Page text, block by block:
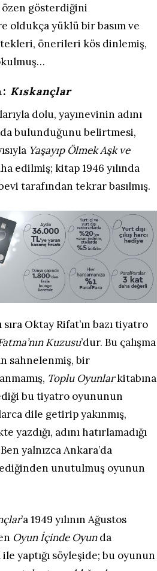
gösterdiğini
oldukça yüklü bir basım ve
önerileri kös dinlemiş,
Kıskançlar
dolu, yayınevinin adını
bulunduğunu belirtmesi,
Yaşayıp Ölmek Aşk ve
edilmiş; kitap 1946 yılında
tarafından tekrar basılmış.
Oktay Rifat’ın bazı tiyatro
Kuzusu’dur. Bu çalışma
sahnelenmiş, bir
Toplu Oyunlarkitabına
bu tiyatro oyununun
dile getirip yakınmış,
yazdığı, adını hatırlamadığı
yalnızca Ankara’da
unutulmuş oyunun
’a 1949 yılının Ağustos
Oyun İçinde Oyunda
yaptığı söyleşide; bu oyunun